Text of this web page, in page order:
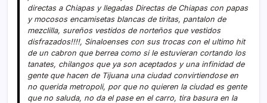
directas a Chiapas y llegadas Directas de Chiapas con papas
y mocosos encamisetas blancas de tiritas, pantalon de
mezclilla, sureños vestidos de norteños que vestidos
disfrazados!!!!, Sinaloenses con sus trocas con el ultimo hit
de un cabron que berrea como si le estuvieran cortando los
tanates, chilangos que ya son aceptados y una infinidad de
gente que hacen de Tijuana una ciudad convirtiendose en
no querida metropoli, por que no quieren la ciudad es gente
que no saluda, no da el pase en el carro, tira basura en la